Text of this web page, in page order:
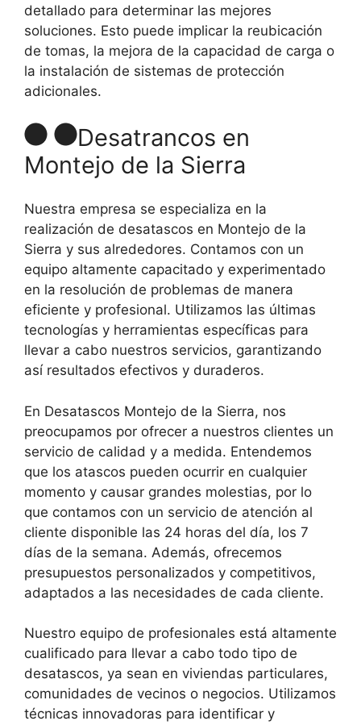
detallado para determinar las mejores
soluciones. Esto puede implicar la reubicación
de tomas, la mejora de la capacidad de carga o
la instalación de sistemas de protección
adicionales.
Desatrancos en
Montejo de la Sierra
Nuestra empresa se especializa en la
realización de desatascos en Montejo de la
Sierra y sus alrededores. Contamos con un
equipo altamente capacitado y experimentado
en la resolución de problemas de manera
eficiente y profesional. Utilizamos las últimas
tecnologías y herramientas específicas para
llevar a cabo nuestros servicios, garantizando
así resultados efectivos y duraderos.
En Desatascos Montejo de la Sierra, nos
preocupamos por ofrecer a nuestros clientes un
servicio de calidad y a medida. Entendemos
que los atascos pueden ocurrir en cualquier
momento y causar grandes molestias, por lo
que contamos con un servicio de atención al
cliente disponible las 24 horas del día, los 7
días de la semana. Además, ofrecemos
presupuestos personalizados y competitivos,
adaptados a las necesidades de cada cliente.
Nuestro equipo de profesionales está altamente
cualificado para llevar a cabo todo tipo de
desatascos, ya sean en viviendas particulares,
comunidades de vecinos o negocios. Utilizamos
técnicas innovadoras para identificar y